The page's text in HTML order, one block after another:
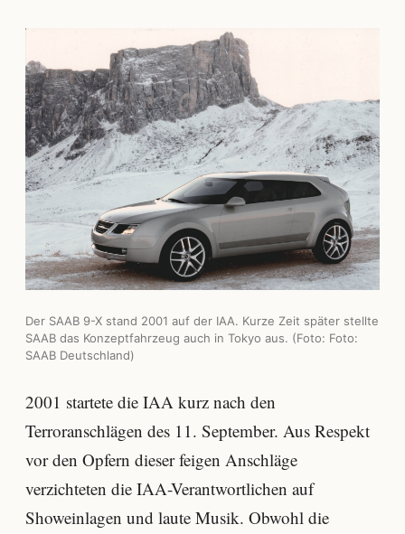
Der SAAB 9-X stand 2001 auf der IAA. Kurze Zeit später stellte
SAAB das Konzeptfahrzeug auch in Tokyo aus. (Foto: Foto:
SAAB Deutschland)
2001 startete die IAA kurz nach den
Terroranschlägen des 11. September. Aus Respekt
vor den Opfern dieser feigen Anschläge
verzichteten die IAA-Verantwortlichen auf
Showeinlagen und laute Musik. Obwohl die